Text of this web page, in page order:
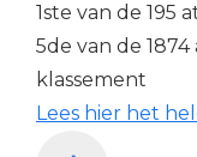
1ste van de 195
5de van de
klassement
Lees hier het